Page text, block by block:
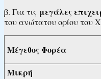
β. Για τις μεγάλες
του ανώτατου ορίου του
Μέγεθος Φορέα
Μικρή